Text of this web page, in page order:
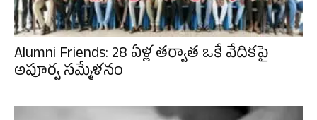
Alumni Friends: 28 ఏళ్ల తర్వాత ఒకే వేదికపై
అపూర్వ సమ్మేళనం